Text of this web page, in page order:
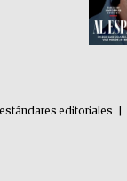
editoriales